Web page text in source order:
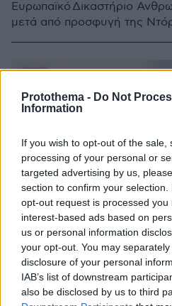
Protothema - Do Not
Information
If you wish to opt-out of the
processing of your personal or
targeted advertising by us,
section to confirm your
opt-out request is processed you
interest-based ads based on
us or personal information
your opt-out. You may
disclosure of your personal
IAB’s list of downstream
also be disclosed by us to third
Ευρωπαϊκό Δικαστήριο
μετά από προσφυγή της